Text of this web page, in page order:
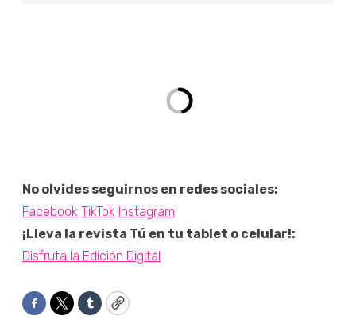
No olvides seguirnos en redes sociales:
Facebook TikTok Instagram
¡Lleva la revista Tú en tu tablet o celular!:
Disfruta la Edición Digital
Facebook
TwitterTumblrCopy